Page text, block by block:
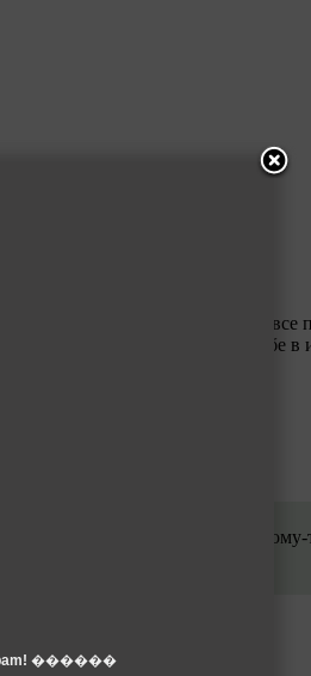
делах не доверяла и поэтому
Надежда! Успехов тебе в
слов понимаю, что не зря, и